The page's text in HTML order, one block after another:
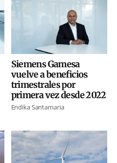
Siemens Gamesa
vuelve a beneficios
trimestrales por
primera vez desde 2022
Endika Santamaria